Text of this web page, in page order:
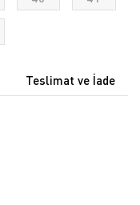
Teslimat ve İade